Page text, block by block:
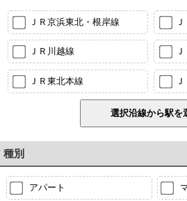
ＪＲ京浜東北・根岸線
ＪＲ川越線
ＪＲ東北本線
種別
アパート